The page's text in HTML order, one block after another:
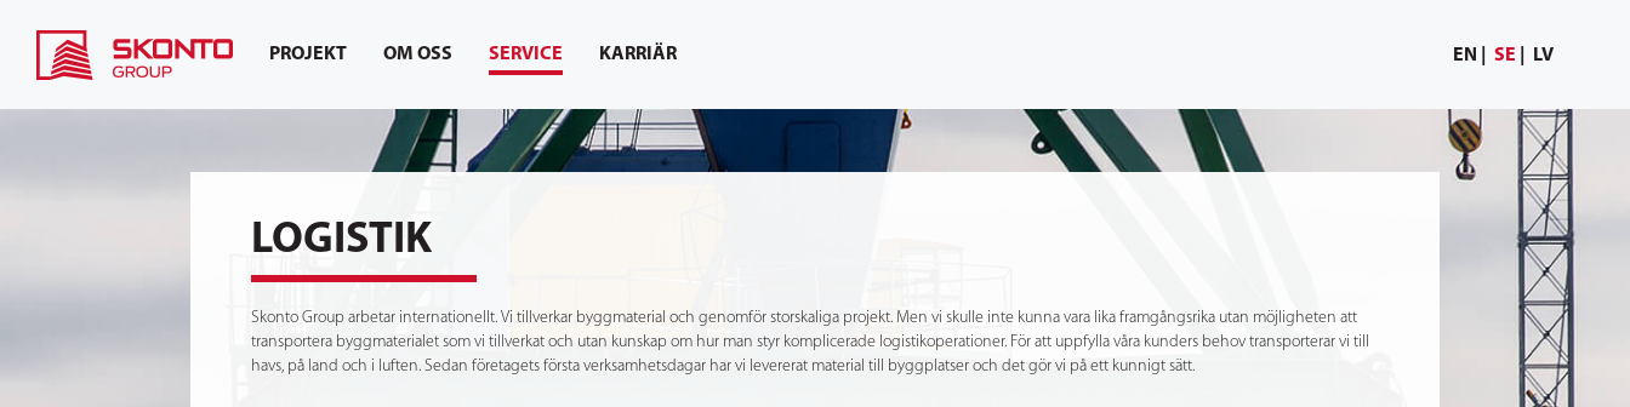
EN SE LV
PROJEKT OM OSS SERVICE KARRIÄR
LOGISTIK
Skonto Group arbetar internationellt. Vi tillverkar byggmaterial och genomför storskaliga projekt. Men vi skulle inte kunna vara lika framgångsrika utan möjligheten att
transportera byggmaterialet som vi tillverkat och utan kunskap om hur man styr komplicerade logistikoperationer. För att uppfylla våra kunders behov transporterar vi till
havs, på land och i luften. Sedan företagets första verksamhetsdagar har vi levererat material till byggplatser och det gör vi på ett kunnigt sätt.